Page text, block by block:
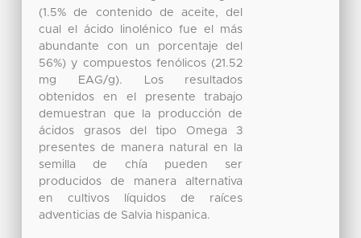
(1.5% de contenido de aceite, del
cual el ácido linolénico fue el más
abundante con un porcentaje del
56%) y compuestos fenólicos (21.52
mg EAG/g). Los resultados
obtenidos en el presente trabajo
demuestran que la producción de
ácidos grasos del tipo Omega 3
presentes de manera natural en la
semilla de chía pueden ser
producidos de manera alternativa
en cultivos líquidos de raíces
adventicias de Salvia hispanica.